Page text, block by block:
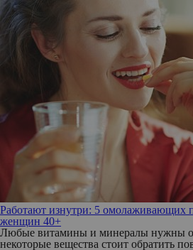
Работают изнутри: 5 омолаживающих
женщин 40+
Любые витамины и минералы нужны
некоторые вещества стоит обратить